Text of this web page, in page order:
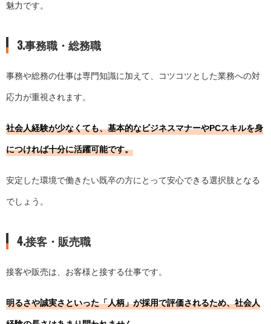
魅力です。
3.事務職・総務職
事務や総務の仕事は専門知識に加えて、コツコツとした業務への対
応力が重視されます。
社会人経験が少なくても、基本的なビジネスマナーやPCスキルを身
につければ十分に活躍可能です。
安定した環境で働きたい既卒の方にとって安心できる選択肢となる
でしょう。
4.接客・販売職
接客や販売は、お客様と接する仕事です。
明るさや誠実さといった「人柄」が採用で評価されるため、社会人